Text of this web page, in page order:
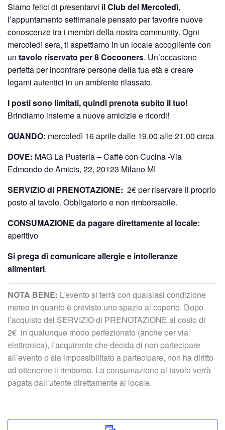
Siamo felici di presentarvi il Club del Mercoledì,
l’appuntamento settimanale pensato per favorire nuove
conoscenze tra i membri della nostra community. Ogni
mercoledì sera, ti aspettiamo in un locale accogliente con
un tavolo riservato per 8 Cocooners. Un’occasione
perfetta per incontrare persone della tua età e creare
legami autentici in un ambiente rilassato.
I posti sono limitati, quindi prenota subito il tuo!
Brindiamo insieme a nuove amicizie e ricordi!
QUANDO: mercoledì 16 aprile dalle 19.00 alle 21.00 circa
DOVE: MAG La Pusterla – Caffè con Cucina -Via
Edmondo de Amicis, 22, 20123 Milano MI
SERVIZIO di PRENOTAZIONE: 2€ per riservare il proprio
posto al tavolo. Obbligatorio e non rimborsabile.
CONSUMAZIONE da pagare direttamente al locale:
aperitivo
Si prega di comunicare allergie e intolleranze
alimentari.
NOTA BENE: L’evento si terrà con qualsiasi condizione
meteo in quanto è previsto uno spazio al coperto. Dopo
l’acquisto del SERVIZIO di PRENOTAZIONE al costo di
2€ in qualunque modo perfezionato (anche per via
elettronica), l’acquirente che decida di non partecipare
all’evento o sia impossibilitato a partecipare, non ha diritto
ad ottenerne il rimborso. La consumazione al tavolo verrà
pagata dall’utente direttamente al locale.